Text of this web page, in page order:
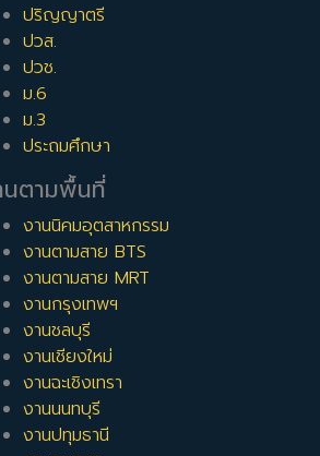
ปริญญาตรี
ปวส.
ปวช.
ม.6
ม.3
ประถมศึกษา
นตามพื้นที่
งานนิคมอุตสาหกรรม
งานตามสาย BTS
งานตามสาย MRT
งานกรุงเทพฯ
งานชลบุรี
งานเชียงใหม่
งานฉะเชิงเทรา
งานนนทบุรี
งานปทุมธานี